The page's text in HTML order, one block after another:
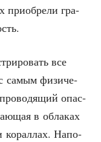
при­об­ре­ли гра­
все
самым физи­че­
опас­
в обла­ках
корал­лах. Напо­